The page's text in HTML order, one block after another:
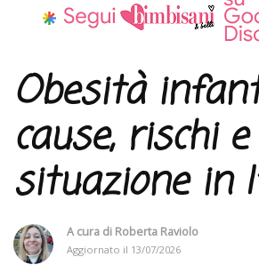
Obesità
cause, rischi
situazione in
A cura di Roberta Raviolo
Aggiornato il 13/07/2026